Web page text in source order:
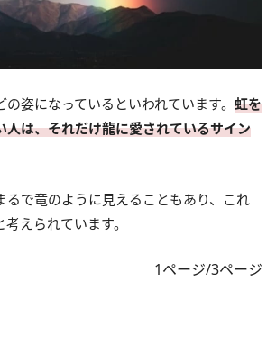
姿になっているといわれています。 虹を
人は、それだけ龍に愛されているサイン
るで竜のように見えることもあり、これ
えられています。
1ページ/3ページ